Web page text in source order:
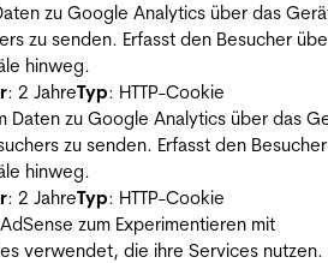
zu Google Analytics über das
zu senden. Erfasst den Besucher
hinweg.
: 2 JahreTyp: HTTP-Cookie
Daten zu Google Analytics über das
zu senden. Erfasst den
hinweg.
: 2 JahreTyp: HTTP-Cookie
zum Experimentieren mit
verwendet, die ihre Services nutzen.